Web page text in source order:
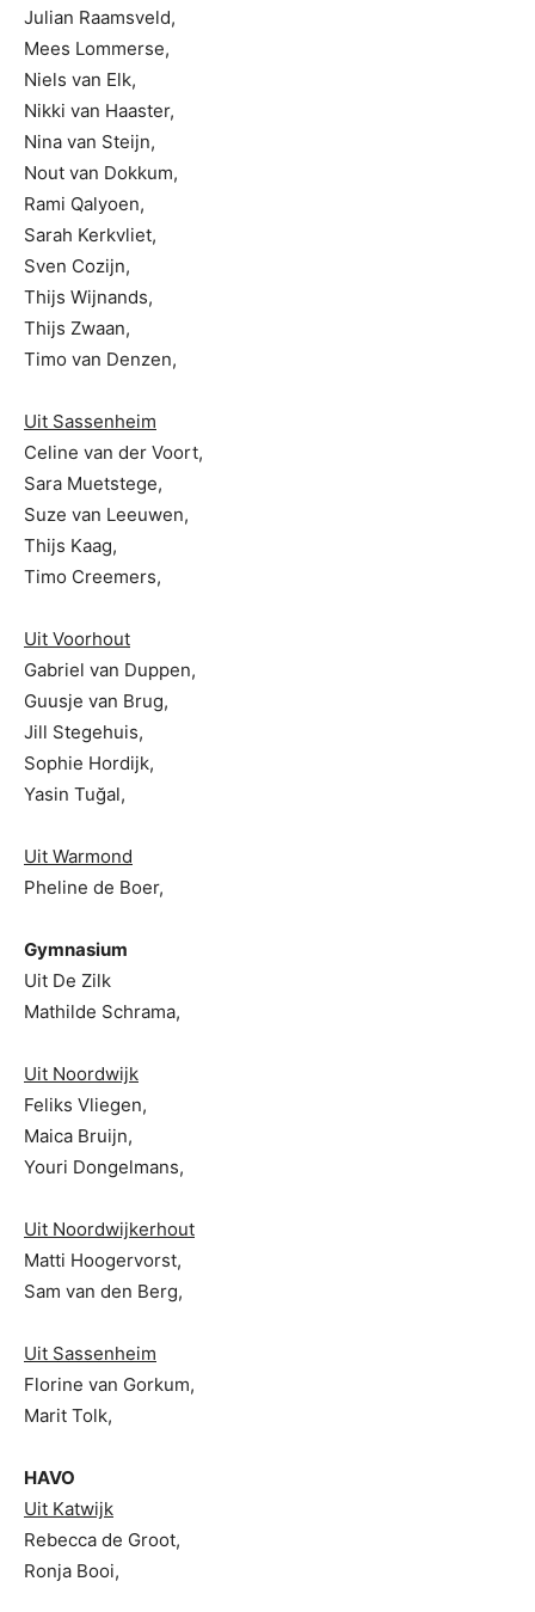
Julian Raamsveld,
Mees Lommerse,
Niels van Elk,
Nikki van Haaster,
Nina van Steijn,
Nout van Dokkum,
Rami Qalyoen,
Sarah Kerkvliet,
Sven Cozijn,
Thijs Wijnands,
Thijs Zwaan,
Timo van Denzen,
Uit Sassenheim
Celine van der Voort,
Sara Muetstege,
Suze van Leeuwen,
Thijs Kaag,
Timo Creemers,
Uit Voorhout
Gabriel van Duppen,
Guusje van Brug,
Jill Stegehuis,
Sophie Hordijk,
Yasin Tuğal,
Uit Warmond
Pheline de Boer,
Gymnasium
Uit De Zilk
Mathilde Schrama,
Uit Noordwijk
Feliks Vliegen,
Maica Bruijn,
Youri Dongelmans,
Uit Noordwijkerhout
Matti Hoogervorst,
Sam van den Berg,
Uit Sassenheim
Florine van Gorkum,
Marit Tolk,
HAVO
Uit Katwijk
Rebecca de Groot,
Ronja Booi,